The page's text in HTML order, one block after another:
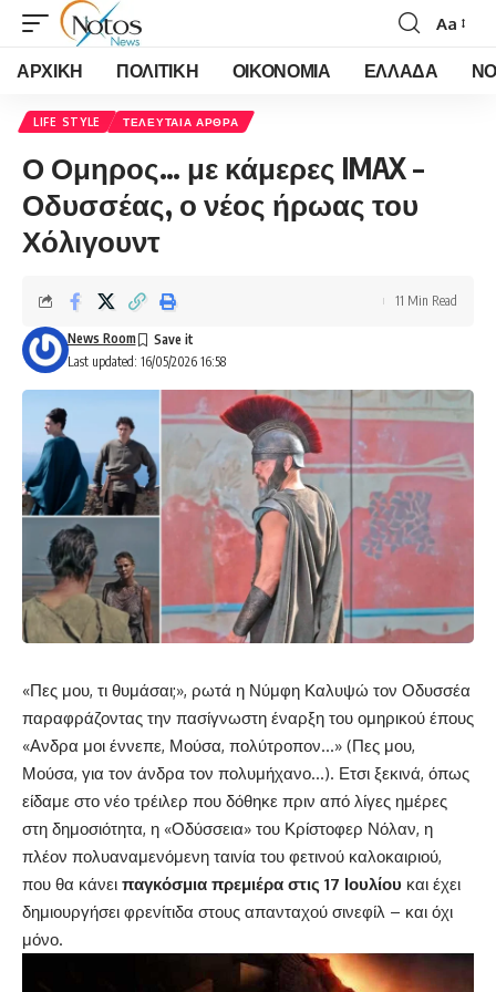
Font
Resizer
Aa
ΑΡΧΙΚΗ ΠΟΛΙΤΙΚΗ ΟΙΚΟΝΟΜΙΑ ΕΛΛΑΔΑ
LIFE STYLE ΤΕΛΕΥΤΑΙΑ ΑΡΘΡΑ
Ο Ομηρος… με κάμερες IMAX –
Οδυσσέας, ο νέος ήρωας του
Χόλιγουντ
Last updated: 16/05/2026 16:58
News Room
11 Min Read
«Πες μου, τι θυμάσαι;», ρωτά η Νύμφη Καλυψώ τον Οδυσσέα
παραφράζοντας την πασίγνωστη έναρξη του ομηρικού έπους
«Ανδρα μοι έννεπε, Μούσα, πολύτροπον…» (Πες μου,
Μούσα, για τον άνδρα τον πολυμήχανο…). Ετσι ξεκινά, όπως
είδαμε στο νέο τρέιλερ που δόθηκε πριν από λίγες ημέρες
στη δημοσιότητα, η «Οδύσσεια» του Κρίστοφερ Νόλαν, η
πλέον πολυαναμενόμενη ταινία του φετινού καλοκαιριού,
που θα κάνει παγκόσμια πρεμιέρα στις 17 Ιουλίου και έχει
δημιουργήσει φρενίτιδα στους απανταχού σινεφίλ – και όχι
μόνο.